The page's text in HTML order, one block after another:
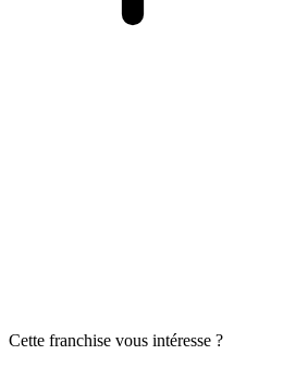
Cette franchise vous intéresse ?